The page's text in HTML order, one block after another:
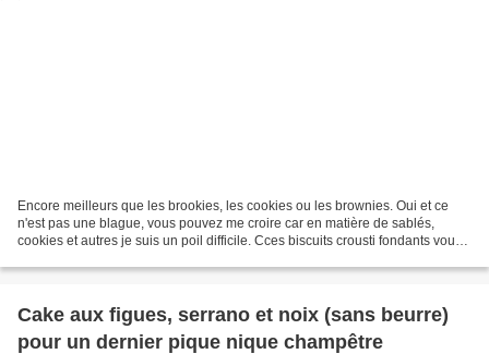
Encore meilleurs que les brookies, les cookies ou les brownies. Oui et ce
n'est pas une blague, vous pouvez me croire car en matière de sablés,
cookies et autres je suis un poil difficile. Cces biscuits crousti fondants vous
Cake aux figues, serrano et noix (sans beurre)
pour un dernier pique nique champêtre